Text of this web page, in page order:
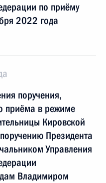
по приёму
2022 года
поручения,
приёма в режиме
Кировской
Президента
Управления
Владимиром